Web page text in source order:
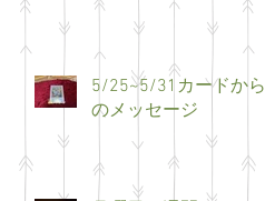
5/25~5/31カードから
のメッセージ